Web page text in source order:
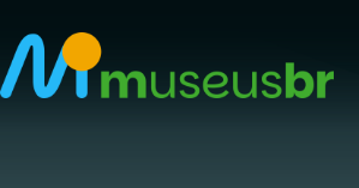
para
conteúdo